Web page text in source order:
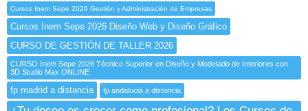
Cursos Inem Sepe 2026 Gestión y Administración de Empresas
Cursos Inem Sepe 2026 Diseño Web y Diseño Gráfico
CURSO DE GESTIÓN DE TALLER 2026
CURSO Inem Sepe 2026 Técnico Superior en Diseño y Modelado de Interiores con
3D Studio Max ONLINE
fp madrid a distancia fp andalucia a distancia